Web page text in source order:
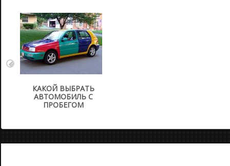
КАКОЙ ВЫБРАТЬ
АВТОМОБИЛЬ С
ПРОБЕГОМ